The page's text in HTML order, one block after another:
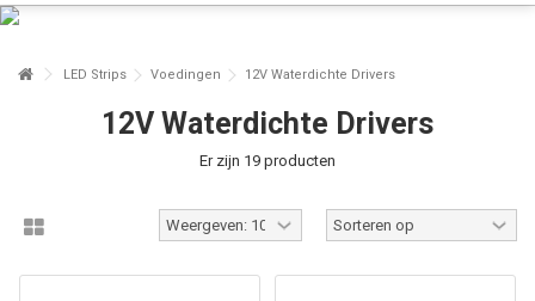
LED Strips Voedingen 12V Waterdichte Drivers
12V Waterdichte Drivers
Er zijn 19 producten